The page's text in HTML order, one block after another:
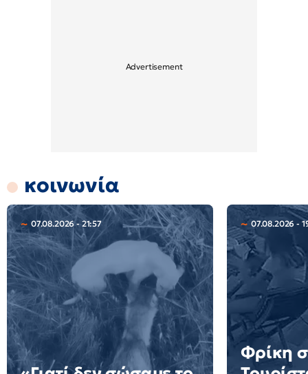
κοινωνία
07.08.2026 - 21:57 07.08.2026 -
Φρίκη